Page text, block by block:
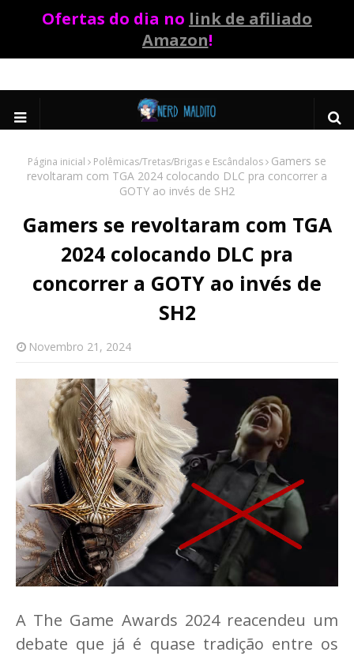
Ofertas do dia no link de afiliado
Amazon!
Página inicial Polêmicas/Tretas/Brigas e Escândalos
Gamers se
revoltaram com TGA 2024 colocando DLC pra concorrer a
GOTY ao invés de SH2
Gamers se revoltaram com TGA
2024 colocando DLC pra
concorrer a GOTY ao invés de
SH2
Novembro 21, 2024
A The Game Awards 2024 reacendeu um
debate que já é quase tradição entre os